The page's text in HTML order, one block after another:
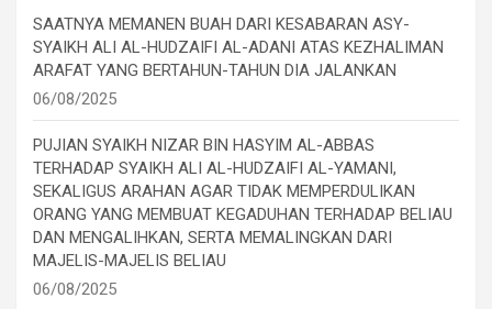
SAATNYA MEMANEN BUAH DARI KESABARAN ASY-
SYAIKH ALI AL-HUDZAIFI AL-ADANI ATAS KEZHALIMAN
ARAFAT YANG BERTAHUN-TAHUN DIA JALANKAN
06/08/2025
PUJIAN SYAIKH NIZAR BIN HASYIM AL-ABBAS
TERHADAP SYAIKH ALI AL-HUDZAIFI AL-YAMANI,
SEKALIGUS ARAHAN AGAR TIDAK MEMPERDULIKAN
ORANG YANG MEMBUAT KEGADUHAN TERHADAP BELIAU
DAN MENGALIHKAN, SERTA MEMALINGKAN DARI
MAJELIS-MAJELIS BELIAU
06/08/2025